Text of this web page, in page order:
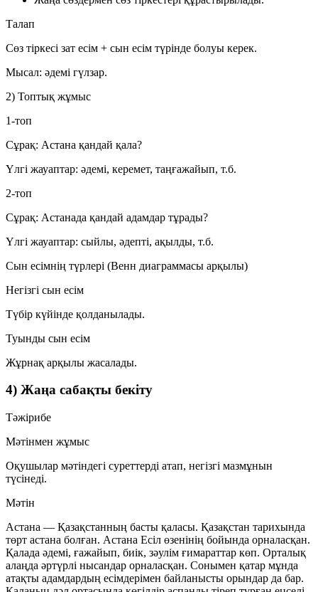
Талап
Сөз тіркесі зат есім + сын есім түрінде болуы керек.
Мысал: әдемі гүлзар.
2) Топтық жұмыс
1-топ
Сұрақ: Астана қандай қала?
Үлгі жауаптар: әдемі, керемет, таңғажайып, т.б.
2-топ
Сұрақ: Астанада қандай адамдар тұрады?
Үлгі жауаптар: сыйлы, әдепті, ақылды, т.б.
Сын есімнің түрлері (Венн диаграммасы арқылы)
Негізгі сын есім
Түбір күйінде қолданылады.
Туынды сын есім
Жұрнақ арқылы жасалады.
4) Жаңа сабақты бекіту
Тәжірибе
Мәтінмен жұмыс
Оқушылар мәтіндегі суреттерді атап, негізгі мазмұнын
түсінеді.
Мәтін
Астана — Қазақстанның басты қаласы. Қазақстан тарихында
төрт астана болған. Астана Есіл өзенінің бойында орналасқан.
Қалада әдемі, ғажайып, биік, зәулім ғимараттар көп. Орталық
алаңда әртүрлі нысандар орналасқан. Сонымен қатар мұнда
атақты адамдардың есімдерімен байланысты орындар да бар.